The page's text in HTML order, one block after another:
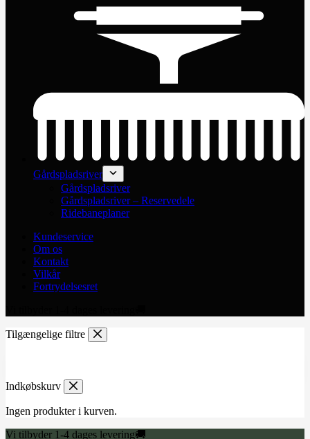
Gårdspladsriver
Gårdspladsriver
Gårdspladsriver – Reservedele
Ridebaneplaner
Kundeservice
Om os
Kontakt
Vilkår
Fortrydelsesret
Tilgængelige filtre
Indkøbskurv
Ingen produkter i kurven.
Vi tilbyder 1-4 dages levering🚚